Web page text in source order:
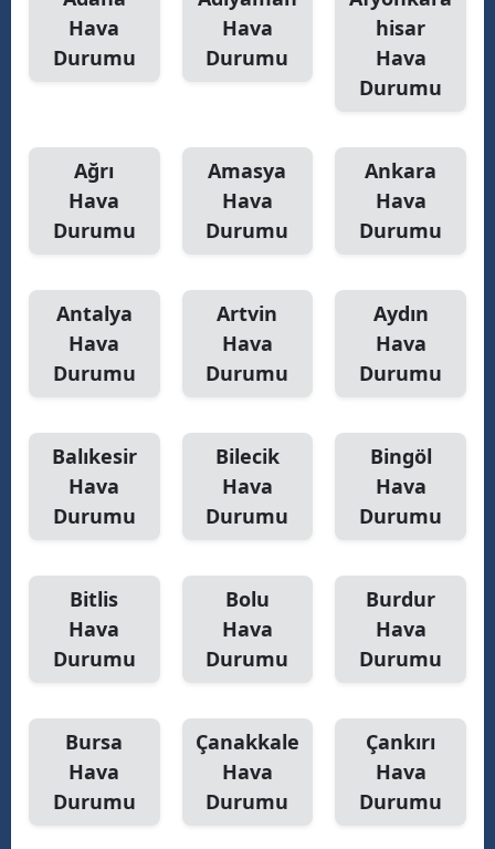
Karabük
Osmaniye
Düzce
Hava
Durumu
Hava
Durumu
hisar
Hava
Durumu
Ağrı
Hava
Durumu
Amasya
Hava
Durumu
Ankara
Hava
Durumu
Antalya
Hava
Durumu
Artvin
Hava
Durumu
Aydın
Hava
Durumu
Balıkesir
Hava
Durumu
Bilecik
Hava
Durumu
Bingöl
Hava
Durumu
Bitlis
Hava
Durumu
Bolu
Hava
Durumu
Burdur
Hava
Durumu
Bursa
Hava
Durumu
Çanakkale
Hava
Durumu
Çankırı
Hava
Durumu